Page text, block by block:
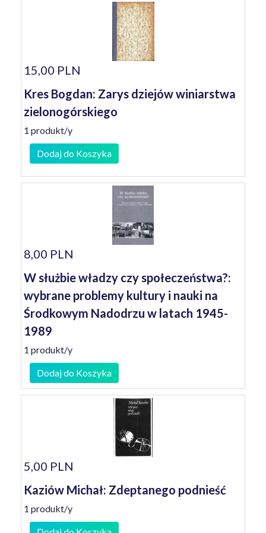
15,00 PLN
Kres Bogdan: Zarys dziejów winiarstwa
zielonogórskiego
1 produkt/y
Dodaj do Koszyka
8,00 PLN
W służbie władzy czy społeczeństwa?:
wybrane problemy kultury i nauki na
Środkowym Nadodrzu w latach 1945-
1989
1 produkt/y
Dodaj do Koszyka
5,00 PLN
Kaziów Michał: Zdeptanego podnieść
1 produkt/y